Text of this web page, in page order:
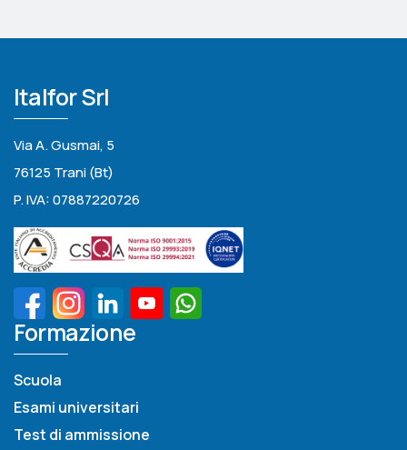
Italfor Srl
Via A. Gusmai, 5
76125 Trani (Bt)
P. IVA: 07887220726
Formazione
Scuola
Esami universitari
Test di ammissione